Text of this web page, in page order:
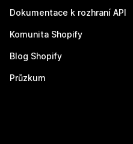
Dokumentace k rozhraní API
Komunita Shopify
Blog Shopify
Průzkum